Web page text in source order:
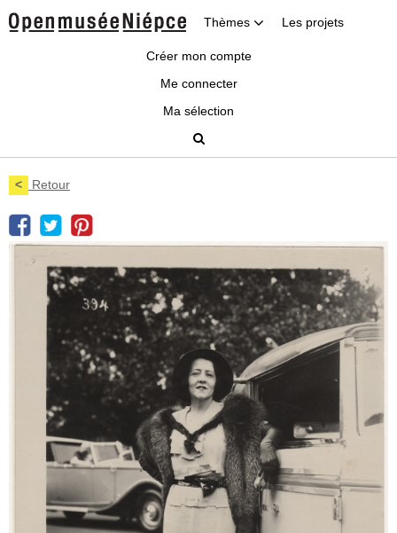
Thèmes Les projets
Créer mon compte
Me connecter
Ma sélection
< Retour